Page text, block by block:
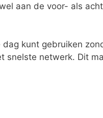
aan de voor- als
kunt gebruiken
netwerk. Dit